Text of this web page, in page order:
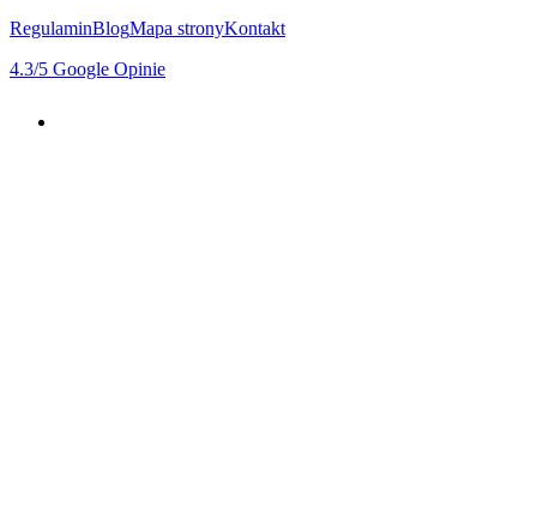
RegulaminBlogMapa stronyKontakt
4.3/5 Google Opinie